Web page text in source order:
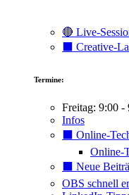
🔴 Live-
⬛️ Creative-
Termine:
Freitag: 9:00 -
Infos
⬛️ Online-
Online-
⬛️ Neue
OBS schnell